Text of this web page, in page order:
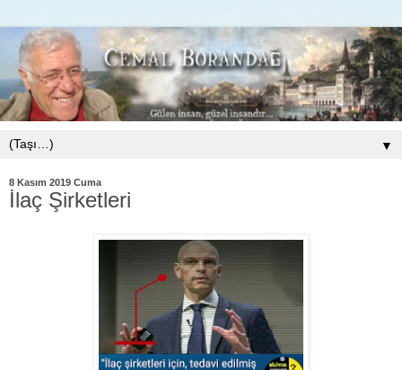
▼
8 Kasım 2019 Cuma
İlaç Şirketleri